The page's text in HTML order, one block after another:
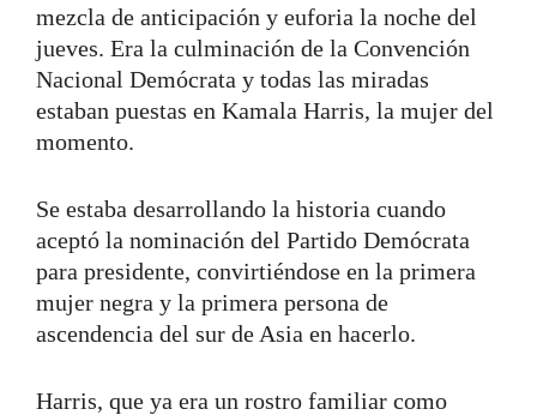
mezcla de anticipación y euforia la noche del
jueves. Era la culminación de la Convención
Nacional Demócrata y todas las miradas
estaban puestas en Kamala Harris, la mujer del
momento.
Se estaba desarrollando la historia cuando
aceptó la nominación del Partido Demócrata
para presidente, convirtiéndose en la primera
mujer negra y la primera persona de
ascendencia del sur de Asia en hacerlo.
Harris, que ya era un rostro familiar como